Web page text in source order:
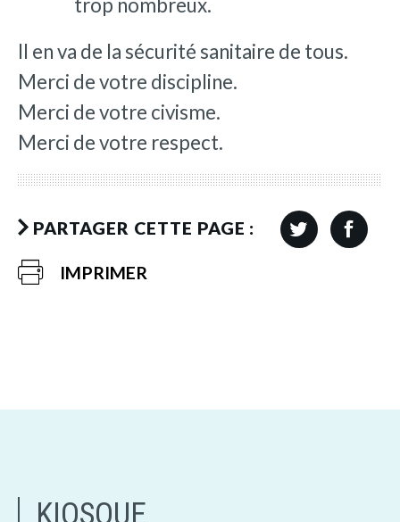
trop nombreux.
Il en va de la sécurité sanitaire de tous.
Merci de votre discipline.
Merci de votre civisme.
Merci de votre respect.
PARTAGER CETTE PAGE :
IMPRIMER
KIOSQUE